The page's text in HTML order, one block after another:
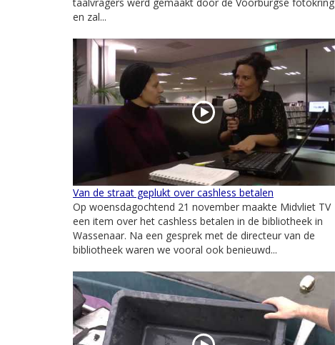
en zal...
Van de straat geplukt over cashless betalen
Op woensdagochtend 21 november maakte Midvliet TV
een item over het cashless betalen in de bibliotheek in
Wassenaar. Na een gesprek met de directeur van de
bibliotheek waren we vooral ook benieuwd...